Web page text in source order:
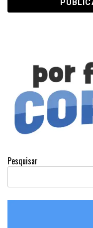
Pesquisar